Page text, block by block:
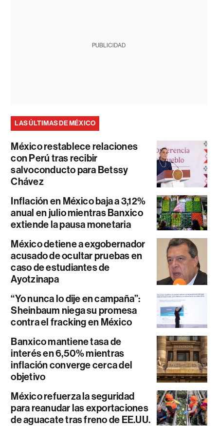
PUBLICIDAD
LAS ÚLTIMAS DE MÉXICO
México restablece relaciones
con Perú tras recibir
salvoconducto para Betssy
Chávez
Inflación en México baja a 3,12%
anual en julio mientras Banxico
extiende la pausa monetaria
México detiene a exgobernador
acusado de ocultar pruebas en
caso de estudiantes de
Ayotzinapa
“Yo nunca lo dije en campaña”:
Sheinbaum niega su promesa
contra el fracking en México
Banxico mantiene tasa de
interés en 6,50% mientras
inflación converge cerca del
objetivo
México refuerza la seguridad
para reanudar las exportaciones
de aguacate tras freno de EE.UU.